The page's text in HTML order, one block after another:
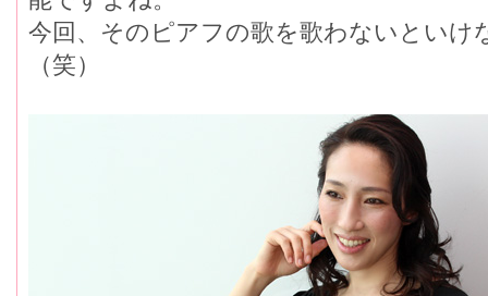
今回、そのピアフの歌を歌わないといけ
（笑）